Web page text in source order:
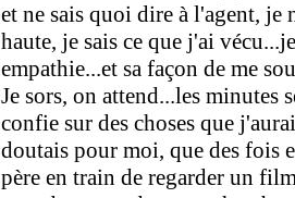
et ne sais quoi dire à l'agent,
haute, je sais ce que j'ai
empathie...et sa façon de me
Je sors, on attend...les minutes
confie sur des choses que
doutais pour moi, que des fois
père en train de regarder un